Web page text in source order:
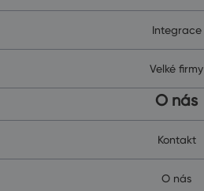
Integrace
Velké firmy
O nás
Kontakt
O nás